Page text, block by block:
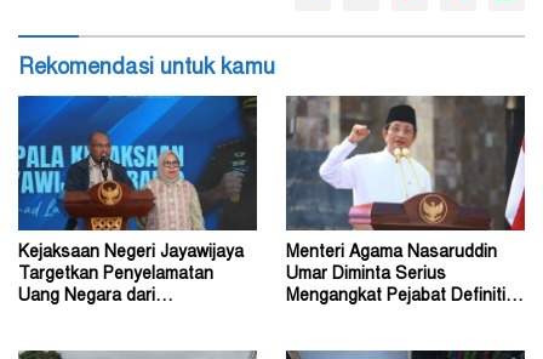
Rekomendasi untuk kamu
Kejaksaan Negeri Jayawijaya
Targetkan Penyelamatan
Uang Negara dari
Menteri Agama Nasaruddin
Umar Diminta Serius
Mengangkat Pejabat Definitif